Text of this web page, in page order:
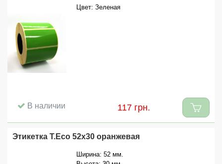
Цвет: Зеленая
В наличии 117 грн.
Этикетка T.Eco 52x30 оранжевая
Ширина: 52 мм.